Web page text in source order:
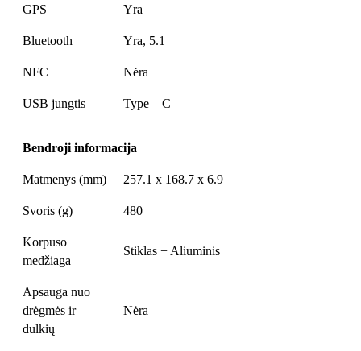
GPS Yra
Bluetooth Yra, 5.1
NFC Nėra
USB jungtis Type – C
Bendroji informacija
Matmenys (mm) 257.1 x 168.7 x 6.9
Svoris (g) 480
Korpuso
medžiaga
Stiklas + Aliuminis
Apsauga nuo
drėgmės ir
dulkių
Nėra